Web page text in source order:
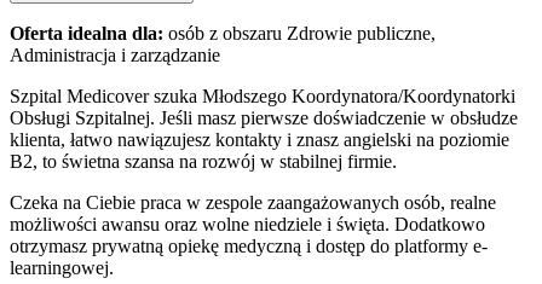
Oferta idealna dla: osób z obszaru Zdrowie publiczne,
Administracja i zarządzanie
Szpital Medicover szuka Młodszego Koordynatora/Koordynatorki
Obsługi Szpitalnej. Jeśli masz pierwsze doświadczenie w obsłudze
klienta, łatwo nawiązujesz kontakty i znasz angielski na poziomie
B2, to świetna szansa na rozwój w stabilnej firmie.
Czeka na Ciebie praca w zespole zaangażowanych osób, realne
możliwości awansu oraz wolne niedziele i święta. Dodatkowo
otrzymasz prywatną opiekę medyczną i dostęp do platformy e-
learningowej.